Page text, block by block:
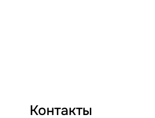
Контакты